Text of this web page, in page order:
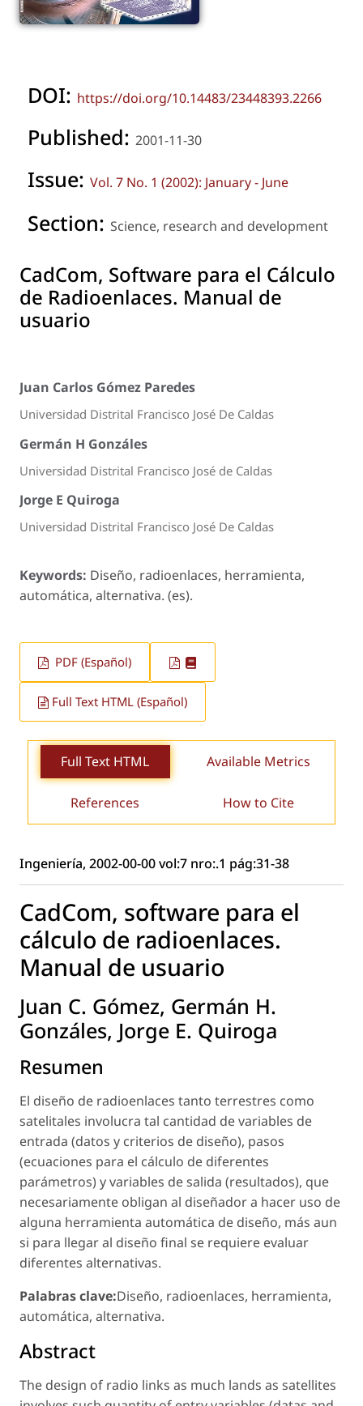
DOI: https://doi.org/10.14483/23448393.2266
Published: 2001-11-30
Issue: Vol. 7 No. 1 (2002): January - June
Section: Science, research and development
CadCom, Software para el Cálculo
de Radioenlaces. Manual de
usuario
Juan Carlos Gómez Paredes
Universidad Distrital Francisco José De Caldas
Germán H Gonzáles
Universidad Distrital Francisco José de Caldas
Jorge E Quiroga
Universidad Distrital Francisco José De Caldas
Keywords: Diseño, radioenlaces, herramienta,
automática, alternativa. (es).
PDF (Español)
Full Text HTML (Español)
Full Text HTML Available Metrics
References How to Cite
Ingeniería, 2002-00-00 vol:7 nro:.1 pág:31-38
CadCom, software para el
cálculo de radioenlaces.
Manual de usuario
Juan C. Gómez, Germán H.
Gonzáles, Jorge E. Quiroga
Resumen
El diseño de radioenlaces tanto terrestres como
satelitales involucra tal cantidad de variables de
entrada (datos y criterios de diseño), pasos
(ecuaciones para el cálculo de diferentes
parámetros) y variables de salida (resultados), que
necesariamente obligan al diseñador a hacer uso de
alguna herramienta automática de diseño, más aun
si para llegar al diseño final se requiere evaluar
diferentes alternativas.
Palabras clave:Diseño, radioenlaces, herramienta,
automática, alternativa.
Abstract
The design of radio links as much lands as satellites